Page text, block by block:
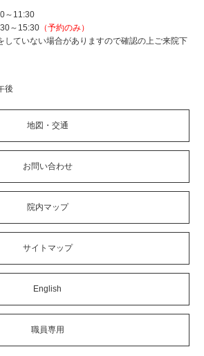
～11:30
～15:30 （予約のみ）
ていない場合がありますので確認の上ご来院下
後
地図・交通
お問い合わせ
院内マップ
サイトマップ
English
職員専用